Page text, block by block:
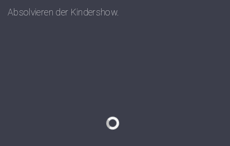
Absolvieren der Kindershow.